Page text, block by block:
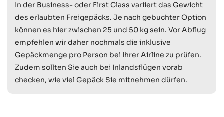
In der Business- oder First Class variiert das Gewicht
des erlaubten Freigepäcks. Je nach gebuchter Option
können es hier zwischen 25 und 50 kg sein. Vor Abflug
empfehlen wir daher nochmals die inklusive
Gepäckmenge pro Person bei Ihrer Airline zu prüfen.
Zudem sollten Sie auch bei Inlandsflügen vorab
checken, wie viel Gepäck Sie mitnehmen dürfen.